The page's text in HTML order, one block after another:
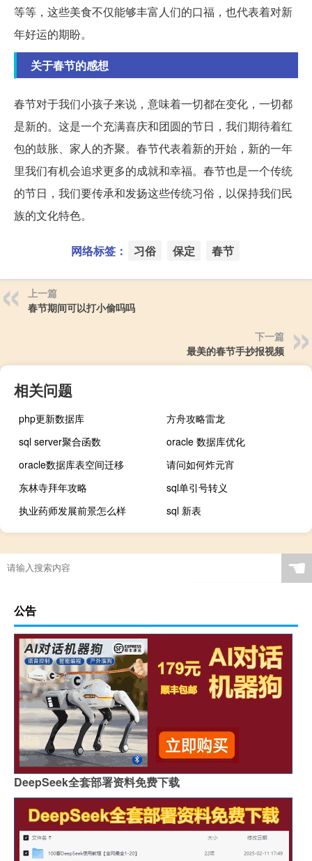
等等，这些美食不仅能够丰富人们的口福，也代表着对新
年好运的期盼。
关于春节的感想
春节对于我们小孩子来说，意味着一切都在变化，一切都
是新的。这是一个充满喜庆和团圆的节日，我们期待着红
包的鼓胀、家人的齐聚。春节代表着新的开始，新的一年
里我们有机会追求更多的成就和幸福。春节也是一个传统
的节日，我们要传承和发扬这些传统习俗，以保持我们民
族的文化特色。
网络标签： 习俗 保定 春节
上一篇
春节期间可以打小偷吗吗
下一篇
最美的春节手抄报视频
相关问题
php更新数据库
方舟攻略雷龙
sql server聚合函数
oracle 数据库优化
oracle数据库表空间迁移
请问如何炸元宵
东林寺拜年攻略
sql单引号转义
执业药师发展前景怎么样
sql 新表
☚
公告
DeepSeek全套部署资料免费下载